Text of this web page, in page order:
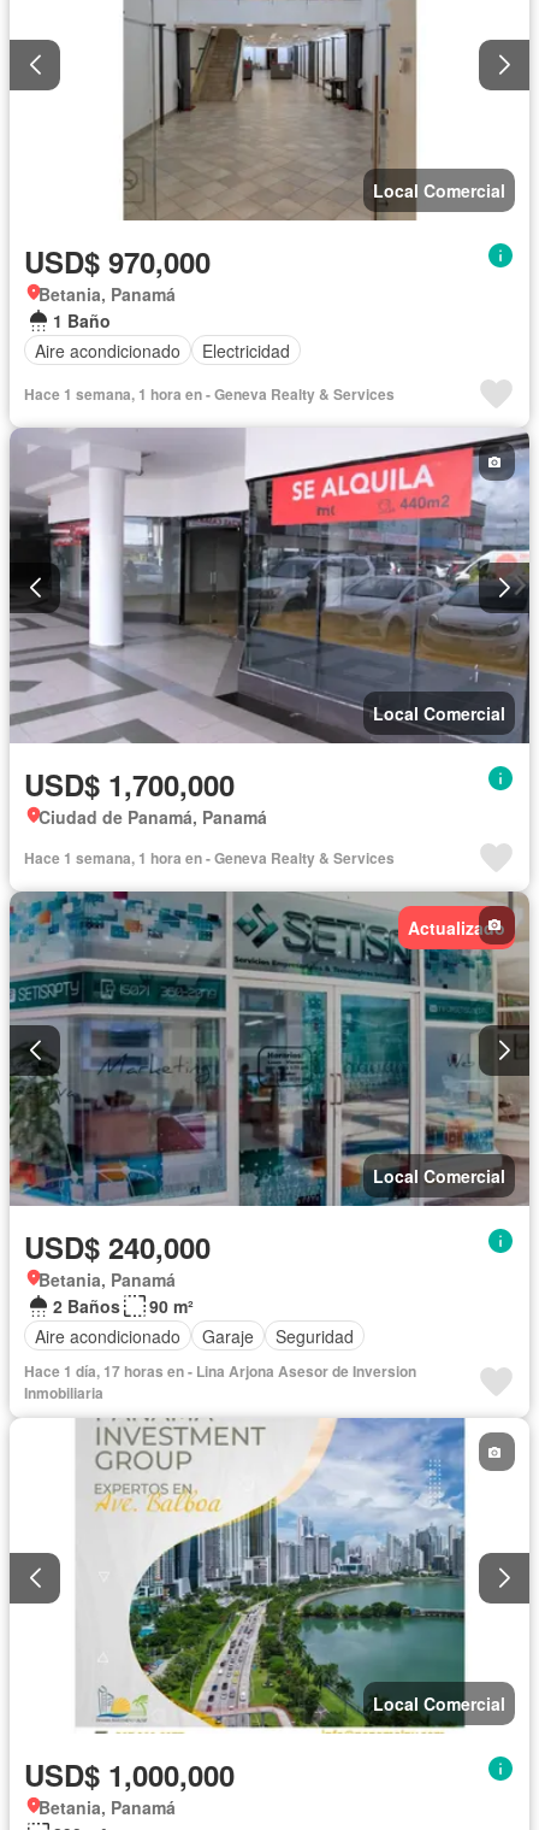
Local Comercial
USD$ 970,000
Betania, Panamá
1 Baño
Aire acondicionado
Electricidad
Hace 1 semana, 1 hora en - Geneva Realty & Services
Local Comercial
USD$ 1,700,000
Ciudad de Panamá, Panamá
Hace 1 semana, 1 hora en - Geneva Realty & Services
Actualizado
Local Comercial
USD$ 240,000
Betania, Panamá
2 Baños
90 m²
Aire acondicionado
Garaje Seguridad
Hace 1 día, 17 horas en - Lina Arjona Asesor de Inversion
Inmobiliaria
Local Comercial
USD$ 1,000,000
Betania, Panamá